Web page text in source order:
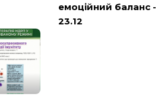
емоційний баланс -
23.12